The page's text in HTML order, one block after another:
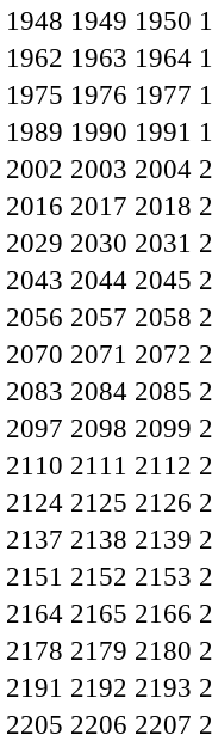
1948 1949 1950
1962 1963 1964
1975 1976 1977
1989 1990 1991
2002 2003 2004
2016 2017 2018
2029 2030 2031
2043 2044 2045
2056 2057 2058
2070 2071 2072
2083 2084 2085
2097 2098 2099
2110 2111 2112
2124 2125 2126
2137 2138 2139
2151 2152 2153
2164 2165 2166
2178 2179 2180
2191 2192 2193
2205 2206 2207